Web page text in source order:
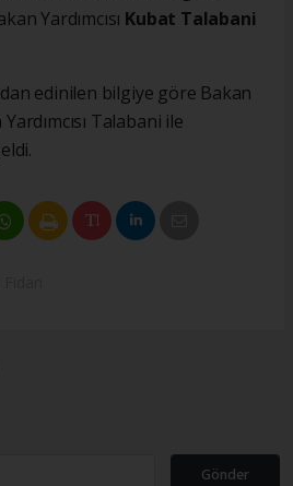
Yardımcısı Kubat Talabani
edinilen bilgiye göre Bakan
Talabani ile
Gönder